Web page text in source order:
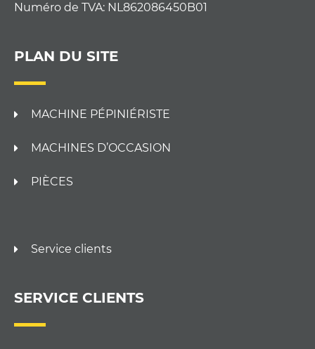
Numéro de TVA: NL862086450B01
PLAN DU SITE
MACHINE PÉPINIÉRISTE
MACHINES D’OCCASION
PIÈCES
Service clients
SERVICE CLIENTS